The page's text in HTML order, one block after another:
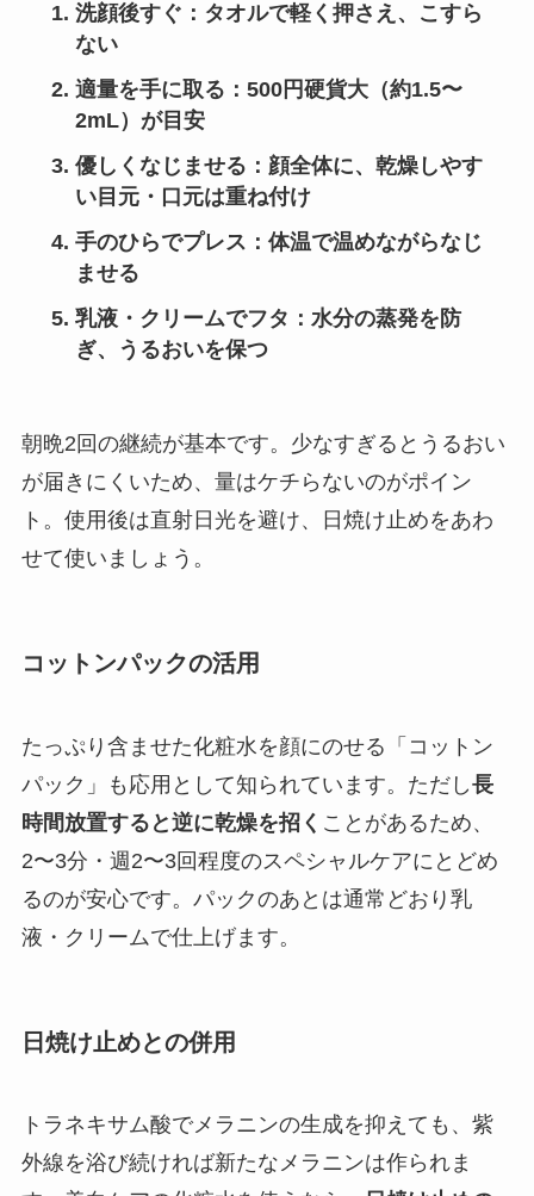
洗顔後すぐ ：タオルで軽く押さえ、こすら
ない
適量を手に取る ：500円硬貨大（約1.5〜
2mL）が目安
優しくなじませる ：顔全体に、乾燥しやす
い目元・口元は重ね付け
手のひらでプレス ：体温で温めながらなじ
ませる
乳液・クリームでフタ ：水分の蒸発を防
ぎ、うるおいを保つ
朝晩2回の継続が基本です。少なすぎるとうるおい
が届きにくいため、量はケチらないのがポイン
ト。使用後は直射日光を避け、日焼け止めをあわ
せて使いましょう。
コットンパックの活用
たっぷり含ませた化粧水を顔にのせる「コットン
パック」も応用として知られています。ただし長
時間放置すると逆に乾燥を招く ことがあるため、
2〜3分・週2〜3回程度のスペシャルケアにとどめ
るのが安心です。パックのあとは通常どおり乳
液・クリームで仕上げます。
日焼け止めとの併用
トラネキサム酸でメラニンの生成を抑えても、紫
外線を浴び続ければ新たなメラニンは作られま